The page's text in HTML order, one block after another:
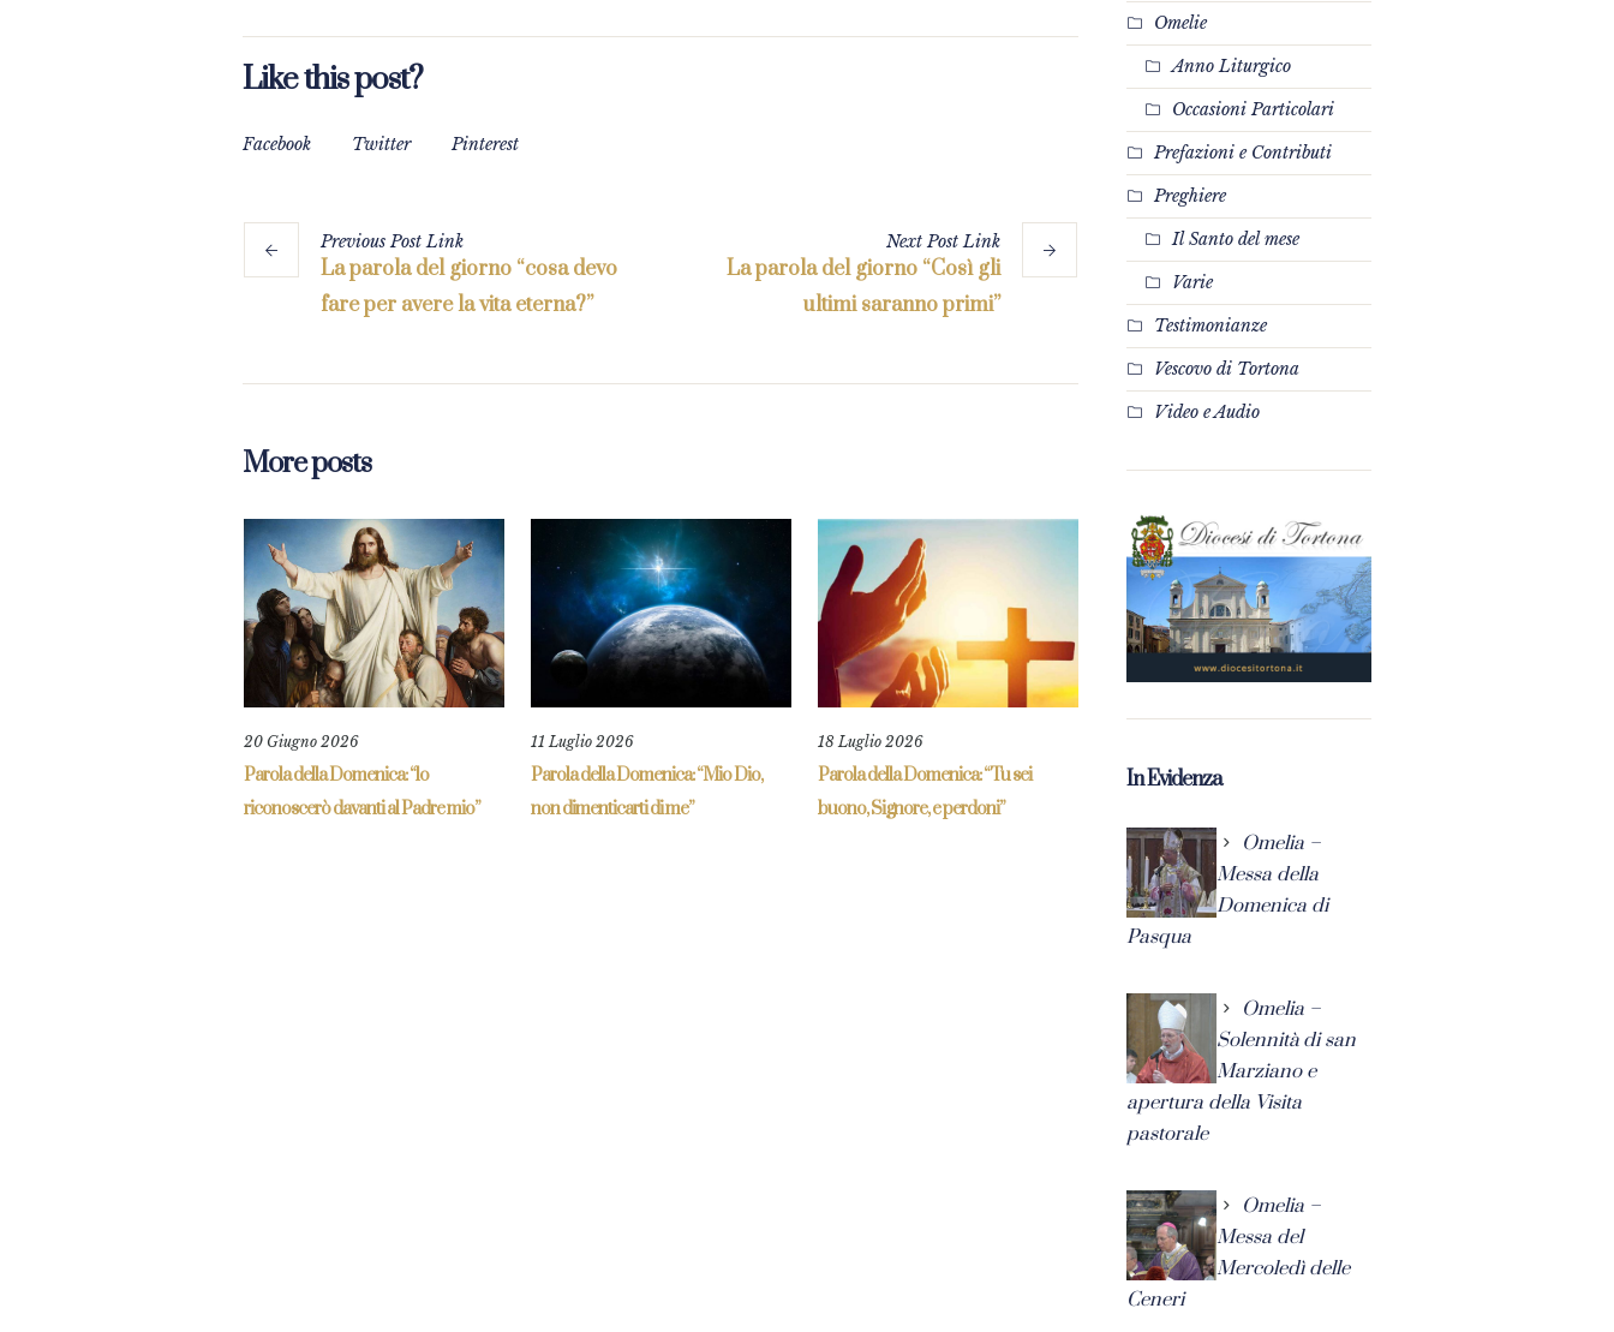
Like this post?
Facebook Twitter Pinterest
PreviousPostLink
La parola del giorno “cosa devo
fare per avere la vita eterna?”
NextPostLink
La parola del giorno “Così gli
ultimi saranno primi”
More posts
20 Giugno 2026
Parola della Domenica: “lo
riconoscerò davanti al Padre mio”
11 Luglio 2026
Parola della Domenica: “Mio Dio,
non dimenticarti di me”
18 Luglio 2026
Parola della Domenica: “Tu sei
buono, Signore, e perdoni”
Omelie
Anno Liturgico
Occasioni Particolari
Prefazioni e Contributi
Preghiere
Il Santo del mese
Varie
Testimonianze
Vescovo di Tortona
Video e Audio
In Evidenza
Omelia –
Messa della
Domenica di
Pasqua
Omelia –
Solennità di san
Marziano e
apertura della Visita
pastorale
Omelia –
Messa del
Mercoledì delle
Ceneri